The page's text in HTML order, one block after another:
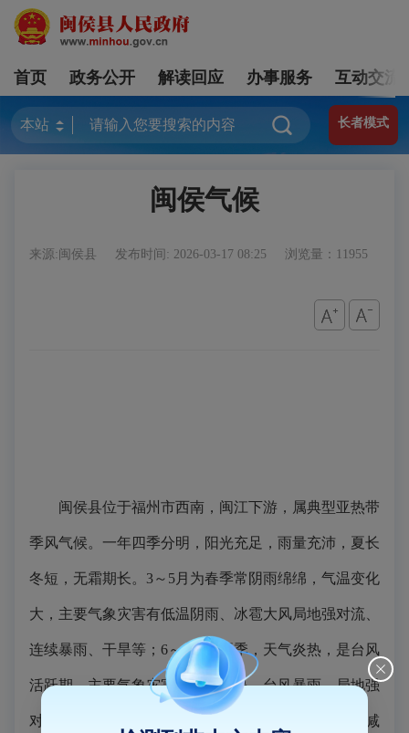
首页 政务公开 解读回应 办事服务 互动交流
长者模式
闽侯气候
来源:闽侯县 发布时间: 2026-03-17 08:25 浏览量：11955
闽侯县位于福州市西南，闽江下游，属典型亚热带
季风气候。一年四季分明，阳光充足，雨量充沛，夏长
冬短，无霜期长。 3～ 5月为春季常阴雨绵绵，气温变化
大，主要气象灾害有低温阴雨、冰雹大风局地强对流、
连续暴雨、干旱等； 6～9月为夏季，天气炎热，是台风
活跃期，主要气象灾害有高温干旱、台风暴雨、局地强
对流； 月为秋季，天高云淡，日照充足，降水减